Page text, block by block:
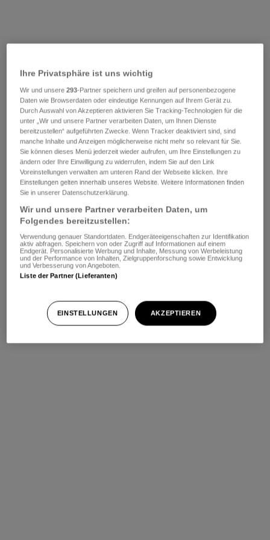
Ihre Privatsphäre ist uns wichtig
Wir und unsere293-Partner speichern und greifen auf personenbezogene
Daten wie Browserdaten oder eindeutige Kennungen auf Ihrem Gerät zu.
Durch Auswahl von Akzeptieren aktivieren Sie Tracking-Technologien für die
unter „Wir und unsere Partner verarbeiten Daten, um Ihnen Dienste
bereitzustellen“ aufgeführten Zwecke. Wenn Tracker deaktiviert sind, sind
manche Inhalte und Anzeigen möglicherweise nicht mehr so relevant für Sie.
Sie können dieses Menü jederzeit wieder aufrufen, um Ihre Einstellungen zu
ändern oder Ihre Einwilligung zu widerrufen, indem Sie auf den Link
Voreinstellungen verwalten am unteren Rand der Webseite klicken. Ihre
Einstellungen gelten innerhalb unseres Website. Weitere Informationen finden
Sie in unserer Datenschutzerklärung.
Wir und unsere Partner verarbeiten Daten, um
Folgendes bereitzustellen:
Verwendung genauer Standortdaten. Endgeräteeigenschaften zur Identifikation
aktiv abfragen. Speichern von oder Zugriff auf Informationen auf einem
Endgerät. Personalisierte Werbung und Inhalte, Messung von Werbeleistung
und der Performance von Inhalten, Zielgruppenforschung sowie Entwicklung
und Verbesserung von Angeboten.
Liste der Partner (Lieferanten)
EINSTELLUNGEN AKZEPTIEREN